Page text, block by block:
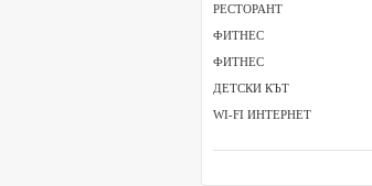
РЕСТОРАНТ
ФИТНЕС
ФИТНЕС
ДЕТСКИ КЪТ
WI-FI ИНТЕРНЕТ